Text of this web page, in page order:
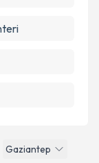
Gaziantep